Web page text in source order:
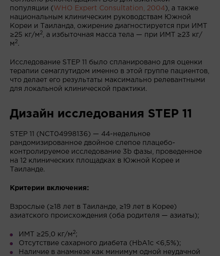
популяции ( WHO Expert Consultation, 2004 ), а также
национальным клиническим руководствам Южной
Кореи и Таиланда, ожирение диагностируется при ИМТ
≥25 кг/м 2, а избыточная масса тела — при ИМТ ≥23 кг/
м 2.
Исследование STEP 11 было спланировано для оценки
терапии семаглутидом именно в этой группе пациентов,
что делает его результаты максимально релевантными
для локальной клинической практики.
Дизайн исследования STEP 11
STEP 11 (NCT04998136) — 44-недельное
рандомизированное двойное слепое плацебо-
контролируемое исследование 3b фазы, проведенное
на 12 клинических площадках в Южной Корее и
Таиланде.
Критерии включения:
Взрослые (≥18 лет в Таиланде, ≥19 лет в Корее)
азиатского происхождения (оба родителя — азиаты);
ИМТ ≥25,0 кг/м 2;
Отсутствие сахарного диабета (HbA1c <6,5%);
Наличие в анамнезе как минимум одной неудачной